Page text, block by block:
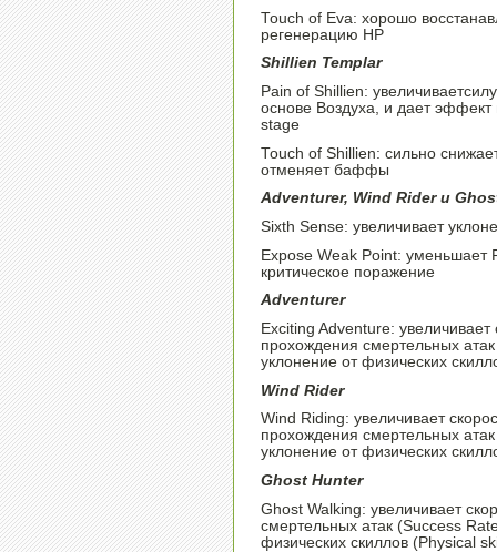
Touch of Eva: хорошо
регенерацию HP
Shillien Templar
Pain of Shillien:
основе Воздуха, и дает
stage
Touch of Shillien: сильно
отменяет баффы
Adventurer, Wind Rider и
Sixth Sense: увеличивает
Expose Weak Point: уменьшает
критическое поражение
Adventurer
Exciting Adventure:
прохождения смертельных
уклонение от физических
Wind Rider
Wind Riding: увеличивает
прохождения смертельных
уклонение от физических
Ghost Hunter
Ghost Walking: увеличивает
смертельных атак (Success
физических скиллов (Physical